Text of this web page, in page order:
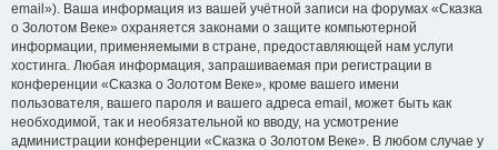
email»). Ваша информация из вашей учётной записи на форумах «Сказка
о Золотом Веке» охраняется законами о защите компьютерной
информации, применяемыми в стране, предоставляющей нам услуги
хостинга. Любая информация, запрашиваемая при регистрации в
конференции «Сказка о Золотом Веке», кроме вашего имени
пользователя, вашего пароля и вашего адреса email, может быть как
необходимой, так и необязательной ко вводу, на усмотрение
администрации конференции «Сказка о Золотом Веке». В любом случае у